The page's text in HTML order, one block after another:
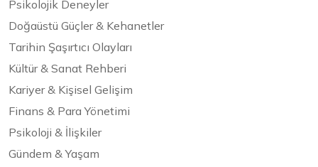
Psikolojik Deneyler
Doğaüstü Güçler & Kehanetler
Tarihin Şaşırtıcı Olayları
Kültür & Sanat Rehberi
Kariyer & Kişisel Gelişim
Finans & Para Yönetimi
Psikoloji & İlişkiler
Gündem & Yaşam